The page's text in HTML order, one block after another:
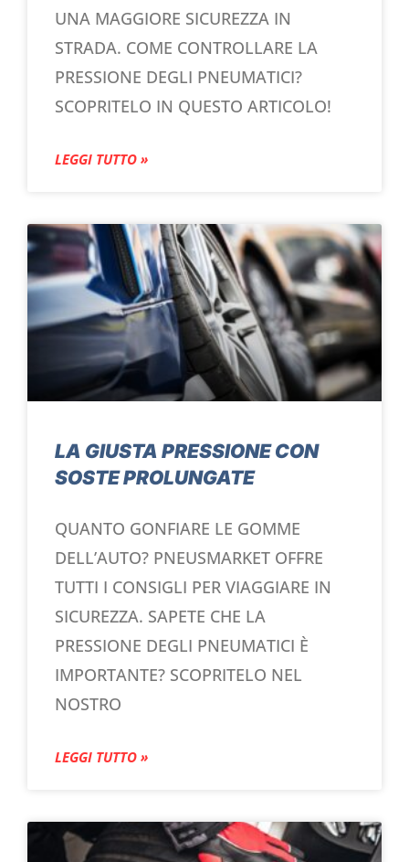
UNA MAGGIORE SICUREZZA IN
STRADA. COME CONTROLLARE LA
PRESSIONE DEGLI PNEUMATICI?
SCOPRITELO IN QUESTO ARTICOLO!
LEGGI TUTTO »
LA GIUSTA PRESSIONE CON
SOSTE PROLUNGATE
QUANTO GONFIARE LE GOMME
DELL’AUTO? PNEUSMARKET OFFRE
TUTTI I CONSIGLI PER VIAGGIARE IN
SICUREZZA. SAPETE CHE LA
PRESSIONE DEGLI PNEUMATICI È
IMPORTANTE? SCOPRITELO NEL
NOSTRO
LEGGI TUTTO »